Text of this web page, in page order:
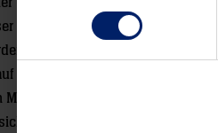
Konstellation dürfte es ein
ein harter Kampf, in dem
Spektakel aus sind, liegen an
genauso richtig wie
bieten beide Teams mit ihren